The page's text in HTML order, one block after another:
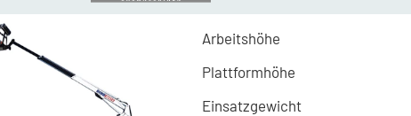
Arbeitshöhe
Plattformhöhe
Einsatzgewicht